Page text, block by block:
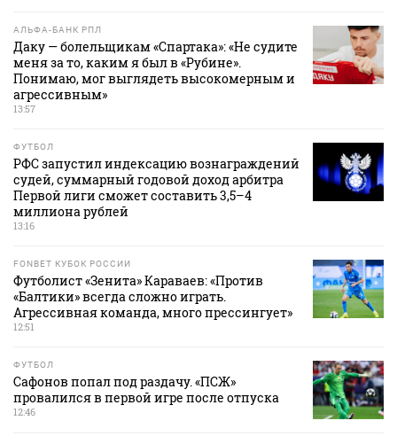
АЛЬФА-БАНК РПЛ
Даку — болельщикам «Спартака»: «Не судите
меня за то, каким я был в «Рубине».
Понимаю, мог выглядеть высокомерным и
агрессивным»
13:57
ФУТБОЛ
РФС запустил индексацию вознаграждений
судей, суммарный годовой доход арбитра
Первой лиги сможет составить 3,5–4
миллиона рублей
13:16
FONBET КУБОК РОССИИ
Футболист «Зенита» Караваев: «Против
«Балтики» всегда сложно играть.
Агрессивная команда, много прессингует»
12:51
ФУТБОЛ
Сафонов попал под раздачу. «ПСЖ»
провалился в первой игре после отпуска
12:46